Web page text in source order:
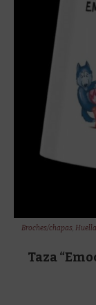
Broches/chapas,
Taza